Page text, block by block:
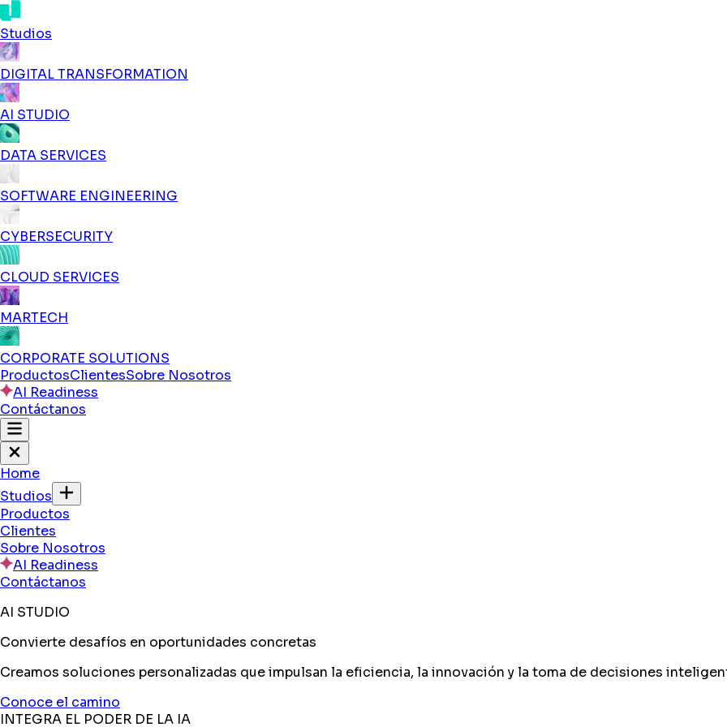
Studios
DIGITAL TRANSFORMATION
AI STUDIO
DATA SERVICES
SOFTWARE ENGINEERING
CYBERSECURITY
CLOUD SERVICES
MARTECH
CORPORATE SOLUTIONS
ProductosClientesSobre Nosotros
AI Readiness
Contáctanos
Home
Studios
Productos
Clientes
Sobre Nosotros
AI Readiness
Contáctanos
AI STUDIO
Convierte desafíos en oportunidades concretas
Creamos soluciones personalizadas que impulsan la eficiencia, la innovación y la toma de decisiones
Conoce el camino
INTEGRA EL PODER DE LA IA